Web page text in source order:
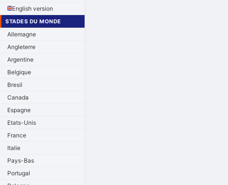
English version
STADES DU MONDE
Allemagne
Angleterre
Argentine
Belgique
Bresil
Canada
Espagne
Etats-Unis
France
Italie
Pays-Bas
Portugal